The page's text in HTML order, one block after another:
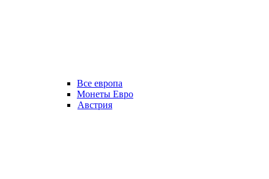
Все европа
Монеты Евро
Австрия